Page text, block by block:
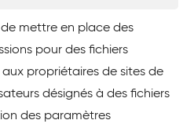
mettre en place des
pour des fichiers
propriétaires de sites de
désignés à des fichiers
des paramètres